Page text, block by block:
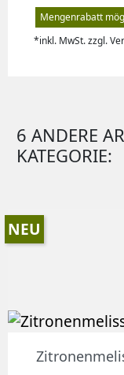
Mengenrabatt
*inkl. MwSt. zzgl.
6 ANDERE
KATEGORIE:
NEU